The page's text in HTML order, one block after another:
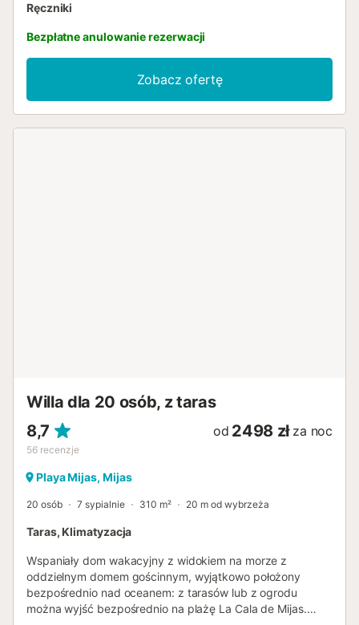
Ręczniki
Bezpłatne anulowanie rezerwacji
Zobacz ofertę
Willa dla 20 osób, z taras
8,7
56 recenzje
od 2498 zł za noc
Playa Mijas, Mijas
20 osób 7 sypialnie 310 m² 20 m od wybrzeża
Taras, Klimatyzacja
Wspaniały dom wakacyjny z widokiem na morze z
oddzielnym domem gościnnym, wyjątkowo położony
bezpośrednio nad oceanem: z tarasów lub z ogrodu
można wyjść bezpośrednio na plażę La Cala de Mijas.